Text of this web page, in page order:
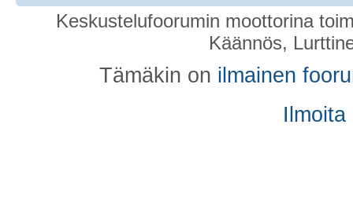
Keskustelufoorumin moottorina
Käännös,
Tämäkin on ilmainen